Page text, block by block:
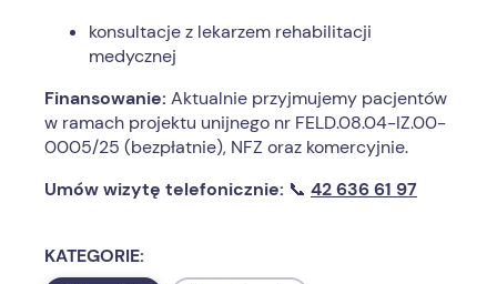
konsultacje z lekarzem rehabilitacji
medycznej
Finansowanie: Aktualnie przyjmujemy pacjentów
w ramach projektu unijnego nr FELD.08.04-IZ.00-
0005/25 (bezpłatnie), NFZ oraz komercyjnie.
Umów wizytę telefonicznie: 📞 42 636 61 97
KATEGORIE: